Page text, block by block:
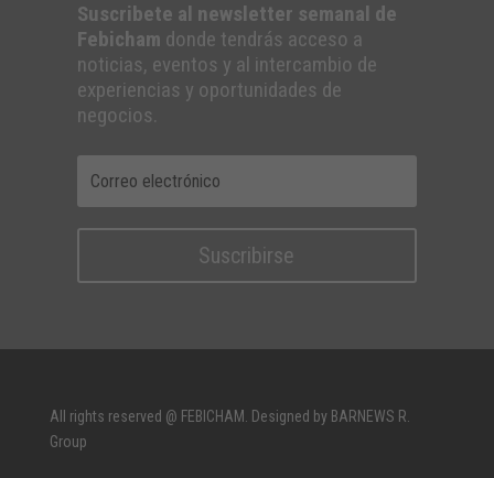
Suscribete al newsletter semanal de
Febicham donde tendrás acceso a
noticias, eventos y al intercambio de
experiencias y oportunidades de
negocios.
Suscribirse
All rights reserved @ FEBICHAM. Designed by BARNEWS R.
Group